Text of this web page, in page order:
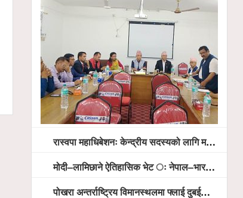
गृहमन्त्री गुरुङसहितको सरकारी टोली र हिन्दूवादी
प्रतिनिधिबीच १३ बुँदे सहमति
रास्वपा महाधिबेशनः केन्द्रीय सदस्यको लागि मतदान सम्पन्न,
मोदी–लामिछाने ऐतिहासिक भेट ः नेपाल–भारत सम्बन्धलाई नयाँ उचाइमा पु¥याउने साझा प्रतिबद्धता
पोखरा अन्तर्राष्ट्रिय विमानस्थलमा फ्लाई दुबईको बढ्दो चासो, ६ घण्टा लामो प्राविधिक निरीक्षणपछि दैनिक उडानको ढोका खुल्दै